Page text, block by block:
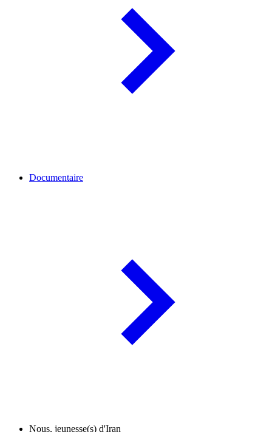
Documentaire
Nous, jeunesse(s) d'Iran